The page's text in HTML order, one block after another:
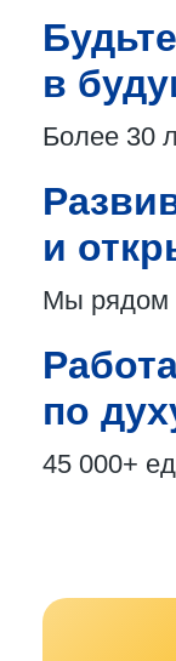
в
Более 30
и
Мы рядом
по
45 000+